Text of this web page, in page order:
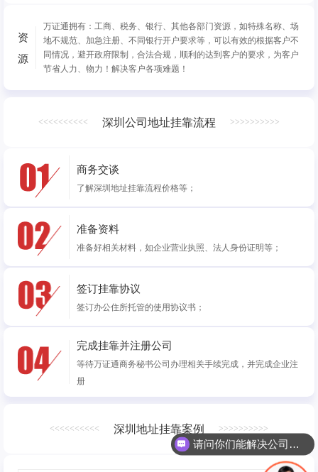
资
源
万证通拥有：工商、税务、银行、其他各部门资源，如特殊名称、场
地不规范、加急注册、不同银行开户要求等，可以有效的根据客户不
同情况，避开政府限制，合法合规，顺利的达到客户的要求，为客户
节省人力、物力！解决客户各项难题！
<<<<<<<<<< 深圳公司地址挂靠流程 >>>>>>>>>>
商务交谈
了解深圳地址挂靠流程价格等；
准备资料
准备好相关材料，如企业营业执照、法人身份证明等；
签订挂靠协议
签订办公住所托管的使用协议书；
完成挂靠并注册公司
等待万证通商务秘书公司办理相关手续完成，并完成企业注
册
<<<<<<<<<< 深圳地址挂靠案例 >>>>>>>>>>
地址挂靠业务是怎么收费的呢？